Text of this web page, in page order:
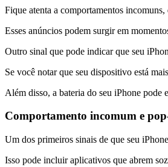
Fique atenta a comportamentos
Esses anúncios podem surgir em
Outro sinal que pode indicar que seu
Se você notar que seu dispositivo está
Além disso, a bateria do seu iPhone pode
Comportamento incomum e
Um dos primeiros sinais de que seu
Isso pode incluir aplicativos que abrem